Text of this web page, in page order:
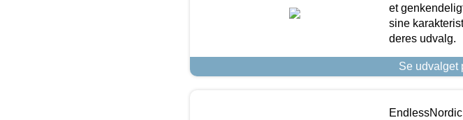
et
sine
deres udvalg.
Se udvalget